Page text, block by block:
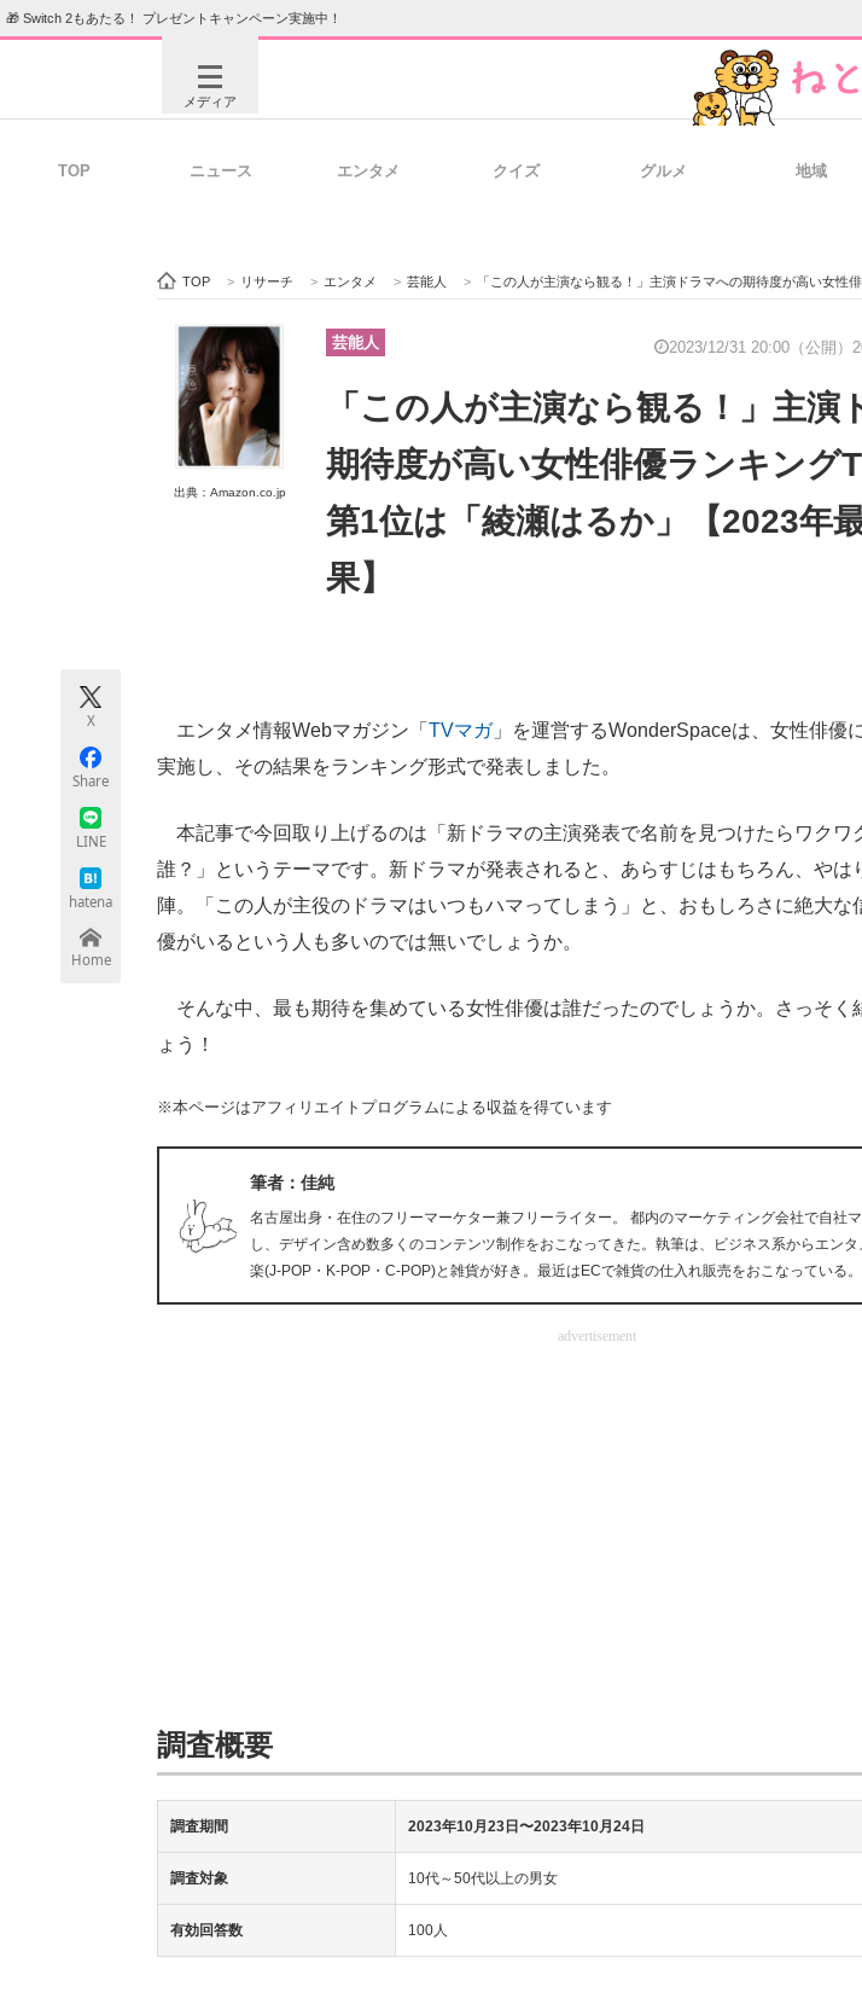
🎁 Switch 2もあたる！ プレゼントキャンペーン実施中！
メディア
ビジネスと働き方のヒント
ITエンジニア向け専門サイト 企業向けIT製品の総合サイト
モノづくり技術者専門サイト
TOP ニュース エンタメ クイズ グルメ 地域
TOP > リサーチ > エンタメ > 芸能人 > 「この人が主演なら観る！」主演ドラマへの期待度が高い女性俳優ランキングTOP11！ 第1位
出典：Amazon.co.jp
芸能人 2023/12/31 20:00（公開）
「この人が主演なら観る！」主演
期待度が高い女性俳優ランキング
第1位は「綾瀬はるか」【2023年
果】
X
Share
LINE
hatena
Home
エンタメ情報Webマガジン「 TVマガ」を運営するWonderSpaceは、女性俳優
実施し、その結果をランキング形式で発表しました。
本記事で今回取り上げるのは「新ドラマの主演発表で名前を見つけたらワクワ
誰？」というテーマです。新ドラマが発表されると、あらすじはもちろん、やは
陣。「この人が主役のドラマはいつもハマってしまう」と、おもしろさに絶大な
優がいるという人も多いのでは無いでしょうか。
そんな中、最も期待を集めている女性俳優は誰だったのでしょうか。さっそく
ょう！
※本ページはアフィリエイトプログラムによる収益を得ています
筆者：佳純
名古屋出身・在住のフリーマーケター兼フリーライター。 都内のマーケティング会社で自社
し、デザイン含め数多くのコンテンツ制作をおこなってきた。執筆は、ビジネス系からエン
楽(J-POP・K-POP・C-POP)と雑貨が好き。最近はECで雑貨の仕入れ販売をおこなっている。
advertisement
調査概要
調査期間 2023年10月23日〜2023年10月24日
調査対象 10代～50代以上の男女
有効回答数 100人